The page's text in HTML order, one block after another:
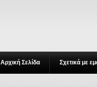
Αρχική Σελίδα Σχετικά με